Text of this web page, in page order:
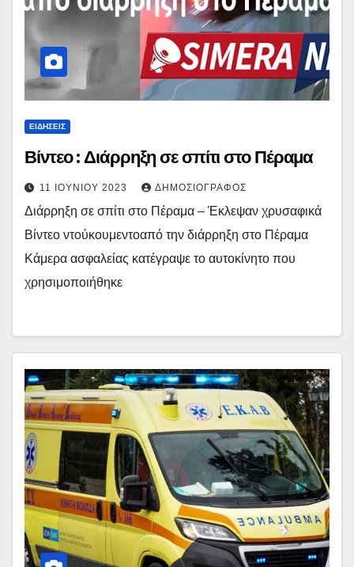
ΕΙΔΉΣΕΙΣ
Βίντεο : Διάρρηξη σε σπίτι στο Πέραμα
11 ΙΟΥΝΊΟΥ 2023 ΔΗΜΟΣΙΟΓΡΆΦΟΣ
Διάρρηξη σε σπίτι στο Πέραμα – Έκλεψαν χρυσαφικά
Βίντεο ντούκουμεντοαπό την διάρρηξη στο Πέραμα
Κάμερα ασφαλείας κατέγραψε το αυτοκίνητο που
χρησιμοποιήθηκε